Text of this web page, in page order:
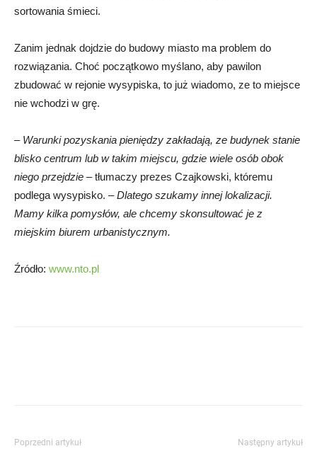
sortowania śmieci.
Zanim jednak dojdzie do budowy miasto ma problem do
rozwiązania. Choć początkowo myślano, aby pawilon
zbudować w rejonie wysypiska, to już wiadomo, ze to miejsce
nie wchodzi w grę.
– Warunki pozyskania pieniędzy zakładają, ze budynek stanie
blisko centrum lub w takim miejscu, gdzie wiele osób obok
niego przejdzie – tłumaczy prezes Czajkowski, któremu
podlega wysypisko. –Dlatego szukamy innej lokalizacji.
Mamy kilka pomysłów, ale chcemy skonsultować je z
miejskim biurem urbanistycznym.
Źródło: www.nto.pl
Poprzedni artykuł Następny artykuł